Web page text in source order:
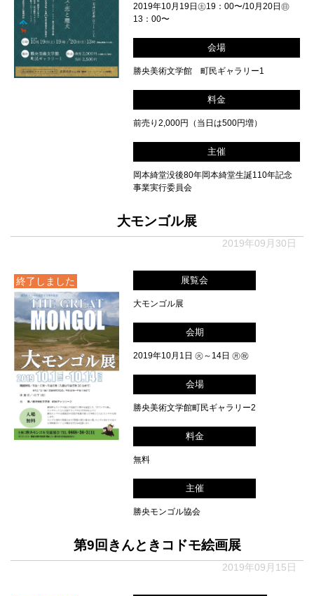
2019年10月19日㊏19：00〜/10月20日㊐
13：00〜
会場
勝央美術文学館 町民ギャラリー1
料金
前売り2,000円（当日は500円増）
主催
岡本綺堂没後80年岡本綺堂生誕110年記念
事業実行委員会
大モンゴル展
2019年09月30日
終了しました 展覧会
大モンゴル展
会期
2019年10月1日 ㊋～14日 ㊊㊗
会場
勝央美術文学館町民ギャラリー2
料金
無料
主催
勝央モンゴル協会
第9回きんときコドモ絵画展
2019年09月15日